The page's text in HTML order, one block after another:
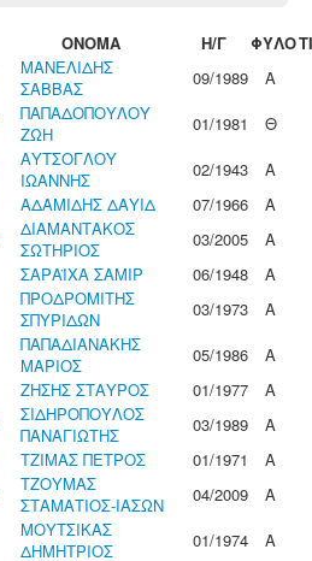
ΟΝΟΜΑ Η/Γ ΦΥΛΟ
ΜΑΝΕΛΙΔΗΣ
ΣΑΒΒΑΣ
09/1989
Α
ΠΑΠΑΔΟΠΟΥΛΟΥ
ΖΩΗ
01/1981
Θ
ΑΥΤΣΟΓΛΟΥ
ΙΩΑΝΝΗΣ
02/1943
Α
ΑΔΑΜΙΔΗΣ ΔΑΥΙΔ 07/1966
Α
ΔΙΑΜΑΝΤΑΚΟΣ
ΣΩΤΗΡΙΟΣ
03/2005
Α
ΣΑΡΑΪΧΑ ΣΑΜΙΡ 06/1948
Α
ΠΡΟΔΡΟΜΙΤΗΣ
ΣΠΥΡΙΔΩΝ
03/1973
Α
ΠΑΠΑΔΙΑΝΑΚΗΣ
ΜΑΡΙΟΣ
05/1986
Α
ΖΗΣΗΣ ΣΤΑΥΡΟΣ 01/1977
Α
ΣΙΔΗΡΟΠΟΥΛΟΣ
ΠΑΝΑΓΙΩΤΗΣ
03/1989
Α
ΤΖΙΜΑΣ ΠΕΤΡΟΣ 01/1971
Α
ΤΖΟΥΜΑΣ
ΣΤΑΜΑΤΙΟΣ-ΙΑΣΩΝ
04/2009
Α
ΜΟΥΤΣΙΚΑΣ
ΔΗΜΗΤΡΙΟΣ
01/1974
Α